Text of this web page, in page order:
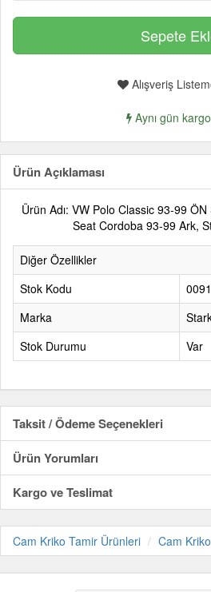
Alışveriş
Aynı gün
Ürün Açıklaması
Ürün Adı: VW Polo Classic 93-99
Seat Cordoba 93-99 Ark,
Diğer Özellikler
Stok Kodu
0091
Marka
Stok Durumu
Var
Taksit / Ödeme Seçenekleri
Ürün Yorumları
Kargo ve Teslimat
Cam Kriko Tamir Ürünleri Cam